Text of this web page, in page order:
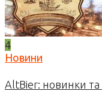
4
Новини
AltBier: новинки та